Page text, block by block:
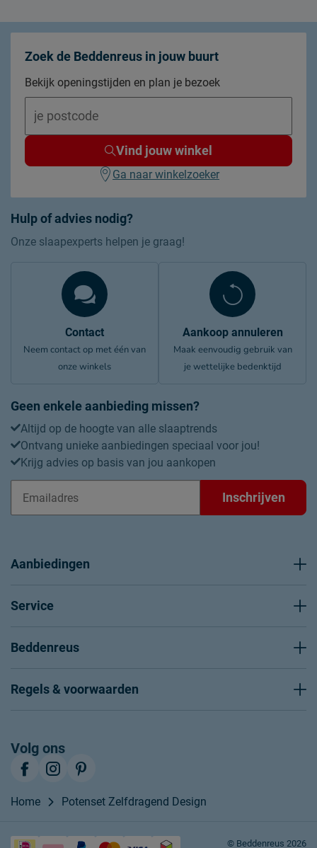
Hulp of advies nodig?
Onze slaapexperts helpen je graag!
Contact
Neem contact op met één van
onze winkels
Aankoop annuleren
Maak eenvoudig gebruik van
je wettelijke bedenktijd
Geen enkele aanbieding missen?
Altijd op de hoogte van alle slaaptrends
Ontvang unieke aanbiedingen speciaal voor jou!
Krijg advies op basis van jou aankopen
Inschrijven
Zoek de Beddenreus in jouw buurt
Bekijk openingstijden en plan je bezoek
Vind jouw winkel
Ga naar winkelzoeker
Aanbiedingen
Service
Beddenreus
Regels & voorwaarden
Volg ons
Home Potenset Zelfdragend Design
© Beddenreus 2026